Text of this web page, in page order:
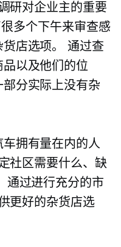
研对企业主的重要
多个下午来审查感
店选项。 通过查
以及他们的位
分实际上没有杂
拥有量在内的人
社区需要什么、缺
通过进行充分的市
更好的杂货店选